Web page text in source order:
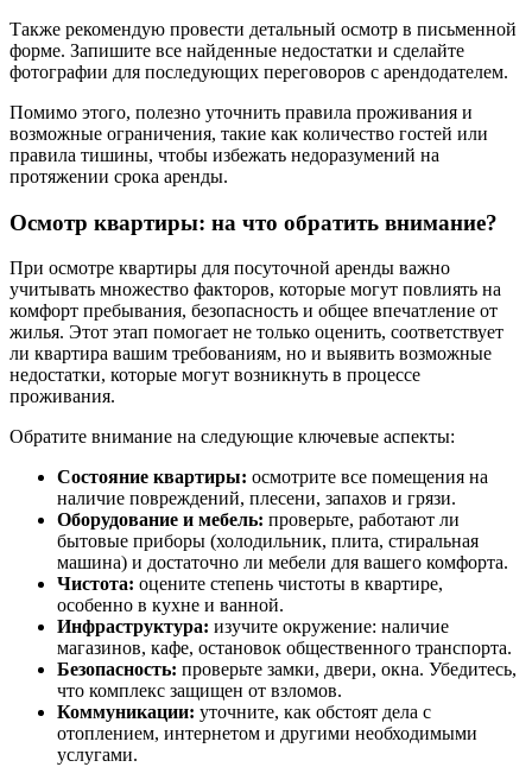
Также рекомендую провести детальный осмотр в письменной
форме. Запишите все найденные недостатки и сделайте
фотографии для последующих переговоров с арендодателем.
Помимо этого, полезно уточнить правила проживания и
возможные ограничения, такие как количество гостей или
правила тишины, чтобы избежать недоразумений на
протяжении срока аренды.
Осмотр квартиры: на что обратить внимание?
При осмотре квартиры для посуточной аренды важно
учитывать множество факторов, которые могут повлиять на
комфорт пребывания, безопасность и общее впечатление от
жилья. Этот этап помогает не только оценить, соответствует
ли квартира вашим требованиям, но и выявить возможные
недостатки, которые могут возникнуть в процессе
проживания.
Обратите внимание на следующие ключевые аспекты:
Состояние квартиры: осмотрите все помещения на
наличие повреждений, плесени, запахов и грязи.
Оборудование и мебель: проверьте, работают ли
бытовые приборы (холодильник, плита, стиральная
машина) и достаточно ли мебели для вашего комфорта.
Чистота: оцените степень чистоты в квартире,
особенно в кухне и ванной.
Инфраструктура: изучите окружение: наличие
магазинов, кафе, остановок общественного транспорта.
Безопасность: проверьте замки, двери, окна. Убедитесь,
что комплекс защищен от взломов.
Коммуникации: уточните, как обстоят дела с
отоплением, интернетом и другими необходимыми
услугами.